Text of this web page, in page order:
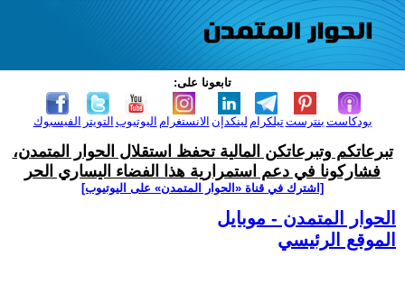
تابعونا على:
الفيسبوك التويتر اليوتيوب الانستغرام لينكدإن تيلكرامبنترست بودكاست
تبرعاتكم وتبرعاتكن المالية تحفظ استقلال الحوار المتمدن،
فشاركونا في دعم استمرارية هذا الفضاء اليساري الحر
[اشترك في قناة ‫«الحوار المتمدن» على اليوتيوب]
الحوار المتمدن - موبايل
الموقع الرئيسي